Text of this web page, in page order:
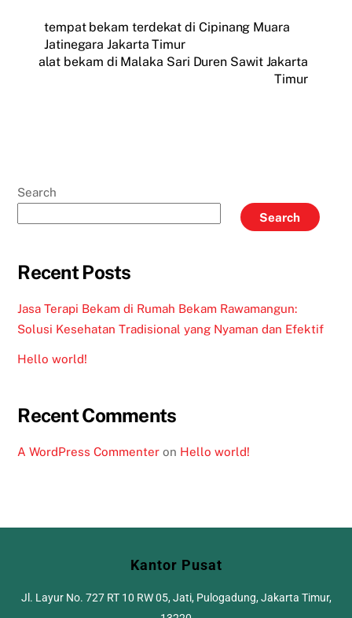
tempat bekam terdekat di Cipinang Muara
Jatinegara Jakarta Timur
alat bekam di Malaka Sari Duren Sawit Jakarta
Timur
Search
Search
Recent Posts
Jasa Terapi Bekam di Rumah Bekam Rawamangun:
Solusi Kesehatan Tradisional yang Nyaman dan Efektif
Hello world!
Recent Comments
A WordPress Commenter on Hello world!
Kantor Pusat
Jl. Layur No. 727 RT 10 RW 05, Jati, Pulogadung, Jakarta Timur,